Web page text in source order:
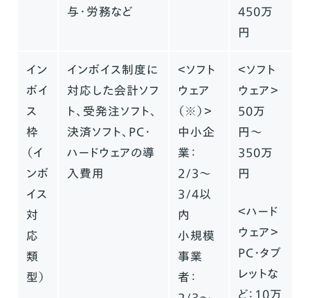
与・労務など
450万
円
イン
ボイ
ス
枠
（イ
ンボ
イス
対
応
類
型）
インボイス制度に
対応した会計ソフ
ト、受発注ソフト、
決済ソフト、PC・
ハードウェアの導
入費用
＜ソフト
ウェア
（※）＞
中小企
業：
2/3〜
3/4以
内
小規模
事業
者：
＜ソフト
ウェア＞
50万
円〜
350万
円
＜ハード
ウェア＞
PC・タブ
レットな
ど：10万